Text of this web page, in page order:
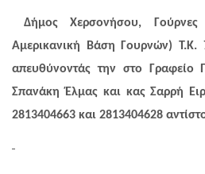
Δήμος Χερσονήσου,
Αμερικανική Βάση Γουρνών) Τ.Κ.
απευθύνοντάς την στο
Σπανάκη Έλμας και κας Σαρρή
2813404663 και 2813404628